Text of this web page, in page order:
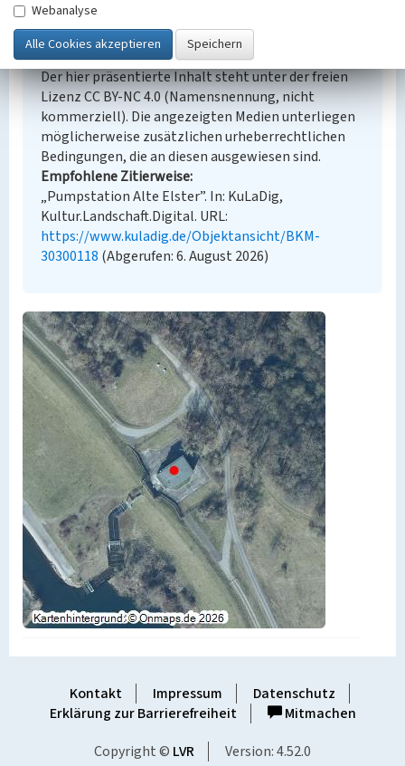
Empfohlene Zitierweise
Urheberrechtlicher Hinweis
Der hier präsentierte Inhalt steht unter der freien
Lizenz CC BY-NC 4.0 (Namensnennung, nicht
kommerziell). Die angezeigten Medien unterliegen
möglicherweise zusätzlichen urheberrechtlichen
Bedingungen, die an diesen ausgewiesen sind.
Empfohlene Zitierweise
„Pumpstation Alte Elster”. In: KuLaDig,
Kultur.Landschaft.Digital. URL:
https://www.kuladig.de/Objektansicht/BKM-
30300118 (Abgerufen: 6. August 2026)
Kontakt Impressum
Datenschutz
Erklärung zur Barrierefreiheit
Mitmachen
Copyright © LVR Version: 4.52.0
Webanalyse